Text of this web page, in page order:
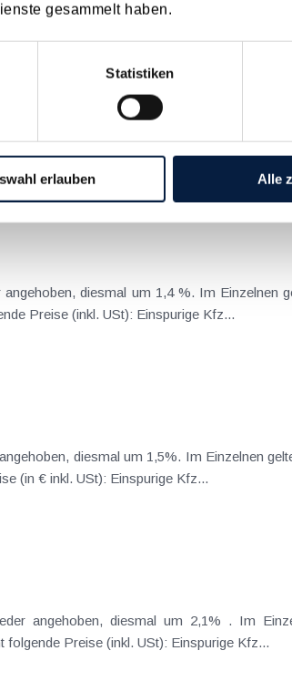
gesammelt haben.
Statistiken
erlauben Alle
angehoben, diesmal um 2,8 %
Vignette für Kfz bis maximal 3,5
diesmal um 1,4 %. Im Einzelnen
farbigen Vignette für Kfz bis maximal 3,5 Tonnen Gesamtgewicht folgende Preise (inkl. USt): Einspurige Kfz...
diesmal um 1,5%. Im Einzelnen
Vignette für Kfz bis maximal 3,5 Tonnen Gesamtgewicht folgende Preise (in € inkl. USt): Einspurige Kfz...
himmelblauen Vignette für Kfz bis maximal 3,5 Tonnen Gesamtgewicht folgende Preise (inkl. USt): Einspurige Kfz...